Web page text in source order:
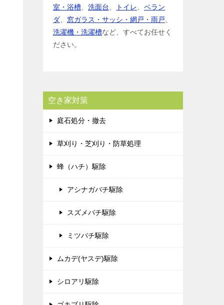
室・浴槽
洗面台 トイレ
ベラン
ダ
窓ガラス・サッシ・網戸・雨戸
洗濯機・洗濯槽など、すべてお任せく
ださい。
空き家対策
庭石処分・撤去
草刈り・芝刈り・防草処理
蜂（ハチ）駆除
アシナガバチ駆除
スズメバチ駆除
ミツバチ駆除
ムカデ(ヤスデ)駆除
シロアリ駆除